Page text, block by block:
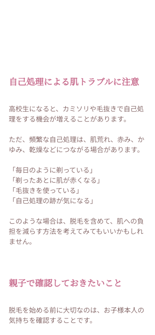
自己処理による肌トラブルに注意
高校生になると、カミソリや毛抜きで自己処
理をする機会が増えることがあります。
ただ、頻繁な自己処理は、肌荒れ、赤み、か
ゆみ、乾燥などにつながる場合があります。
「毎日のように剃っている」
「剃ったあとに肌が赤くなる」
「毛抜きを使っている」
「自己処理の跡が気になる」
このような場合は、脱毛を含めて、肌への負
担を減らす方法を考えてみてもいいかもしれ
ません。
親子で確認しておきたいこと
脱毛を始める前に大切なのは、お子様本人の
気持ちを確認することです。